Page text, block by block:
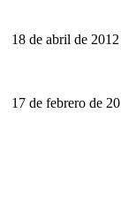
18 de abril de 2012
17 de febrero de